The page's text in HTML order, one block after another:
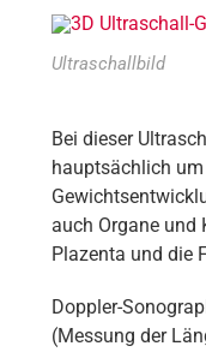
Ultraschallbild
Bei dieser
hauptsächlich
auch Organe und
Plazenta und die
Doppler-
(Messung der